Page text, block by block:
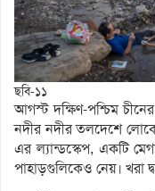
ছবি-১১
আগস্ট দক্ষিণ-পশ্চিম
নদীর নদীর তলদেশে
এর ল্যান্ডস্কেপ, একটি
পাহাড়গুলিকেও নেয়। খরা